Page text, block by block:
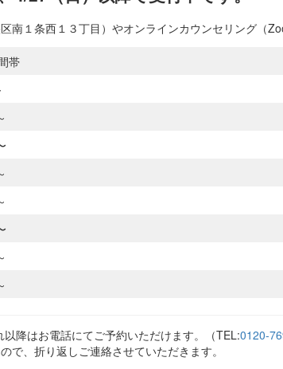
南１条西１３丁目）やオンラインカウンセリング（
帯
降はお電話にてご予約いただけます。（TEL:0120-
で、折り返しご連絡させていただきます。